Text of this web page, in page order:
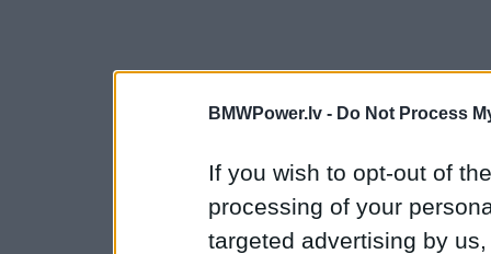
BMWPower.lv - Do Not Process
If you wish to opt-out of
processing of your
targeted advertising by